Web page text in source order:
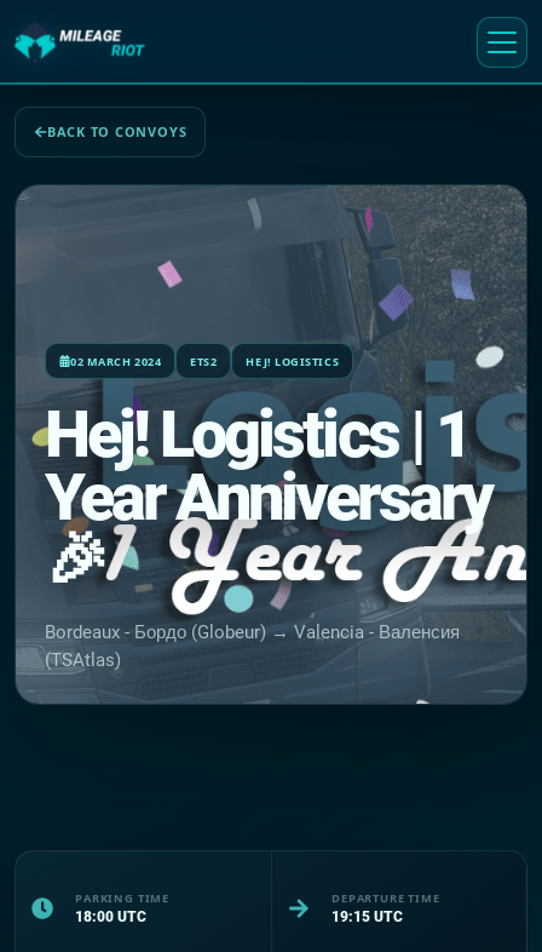
BACK TO CONVOYS
02 MARCH 2024 ETS2 HEJ! LOGISTICS
Hej! Logistics | 1
Year Anniversary
🎉
Bordeaux - Бордо (Globeur) → Valencia - Валенсия
(TSAtlas)
PARKING TIME
18:00 UTC
DEPARTURE TIME
19:15 UTC